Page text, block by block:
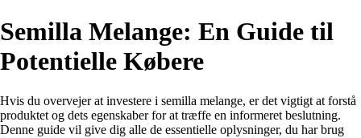
Semilla Melange: En Guide til
Potentielle Købere
Hvis du overvejer at investere i semilla melange, er det vigtigt at forstå
produktet og dets egenskaber for at træffe en informeret beslutning.
Denne guide vil give dig alle de essentielle oplysninger, du har brug